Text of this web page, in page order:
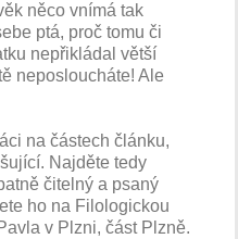
něco vnímá tak
ptá, proč tomu či
nepřikládal větší
neposloucháte! Ale
na částech článku,
Najděte tedy
čitelný a psaný
ho na Filologickou
v Plzni, část Plzně.